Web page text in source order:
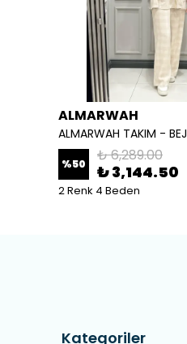
ALMARWAH
ALMARWAH TAKIM - BEJ
%50 ₺ 6,289.00
₺ 3,144.50
2 Renk 4 Beden
Kategoriler